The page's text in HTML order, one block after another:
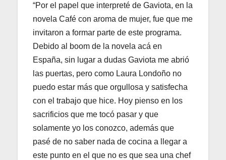
“Por el papel que interpreté de Gaviota, en la
novela Café con aroma de mujer, fue que me
invitaron a formar parte de este programa.
Debido al boom de la novela acá en
España, sin lugar a dudas Gaviota me abrió
las puertas, pero como Laura Londoño no
puedo estar más que orgullosa y satisfecha
con el trabajo que hice. Hoy pienso en los
sacrificios que me tocó pasar y que
solamente yo los conozco, además que
pasé de no saber nada de cocina a llegar a
este punto en el que no es que sea una chef